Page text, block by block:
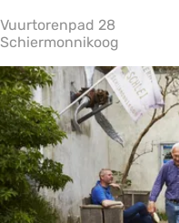
t
u
m
Vuurtorenpad 28
Schiermonnikoog